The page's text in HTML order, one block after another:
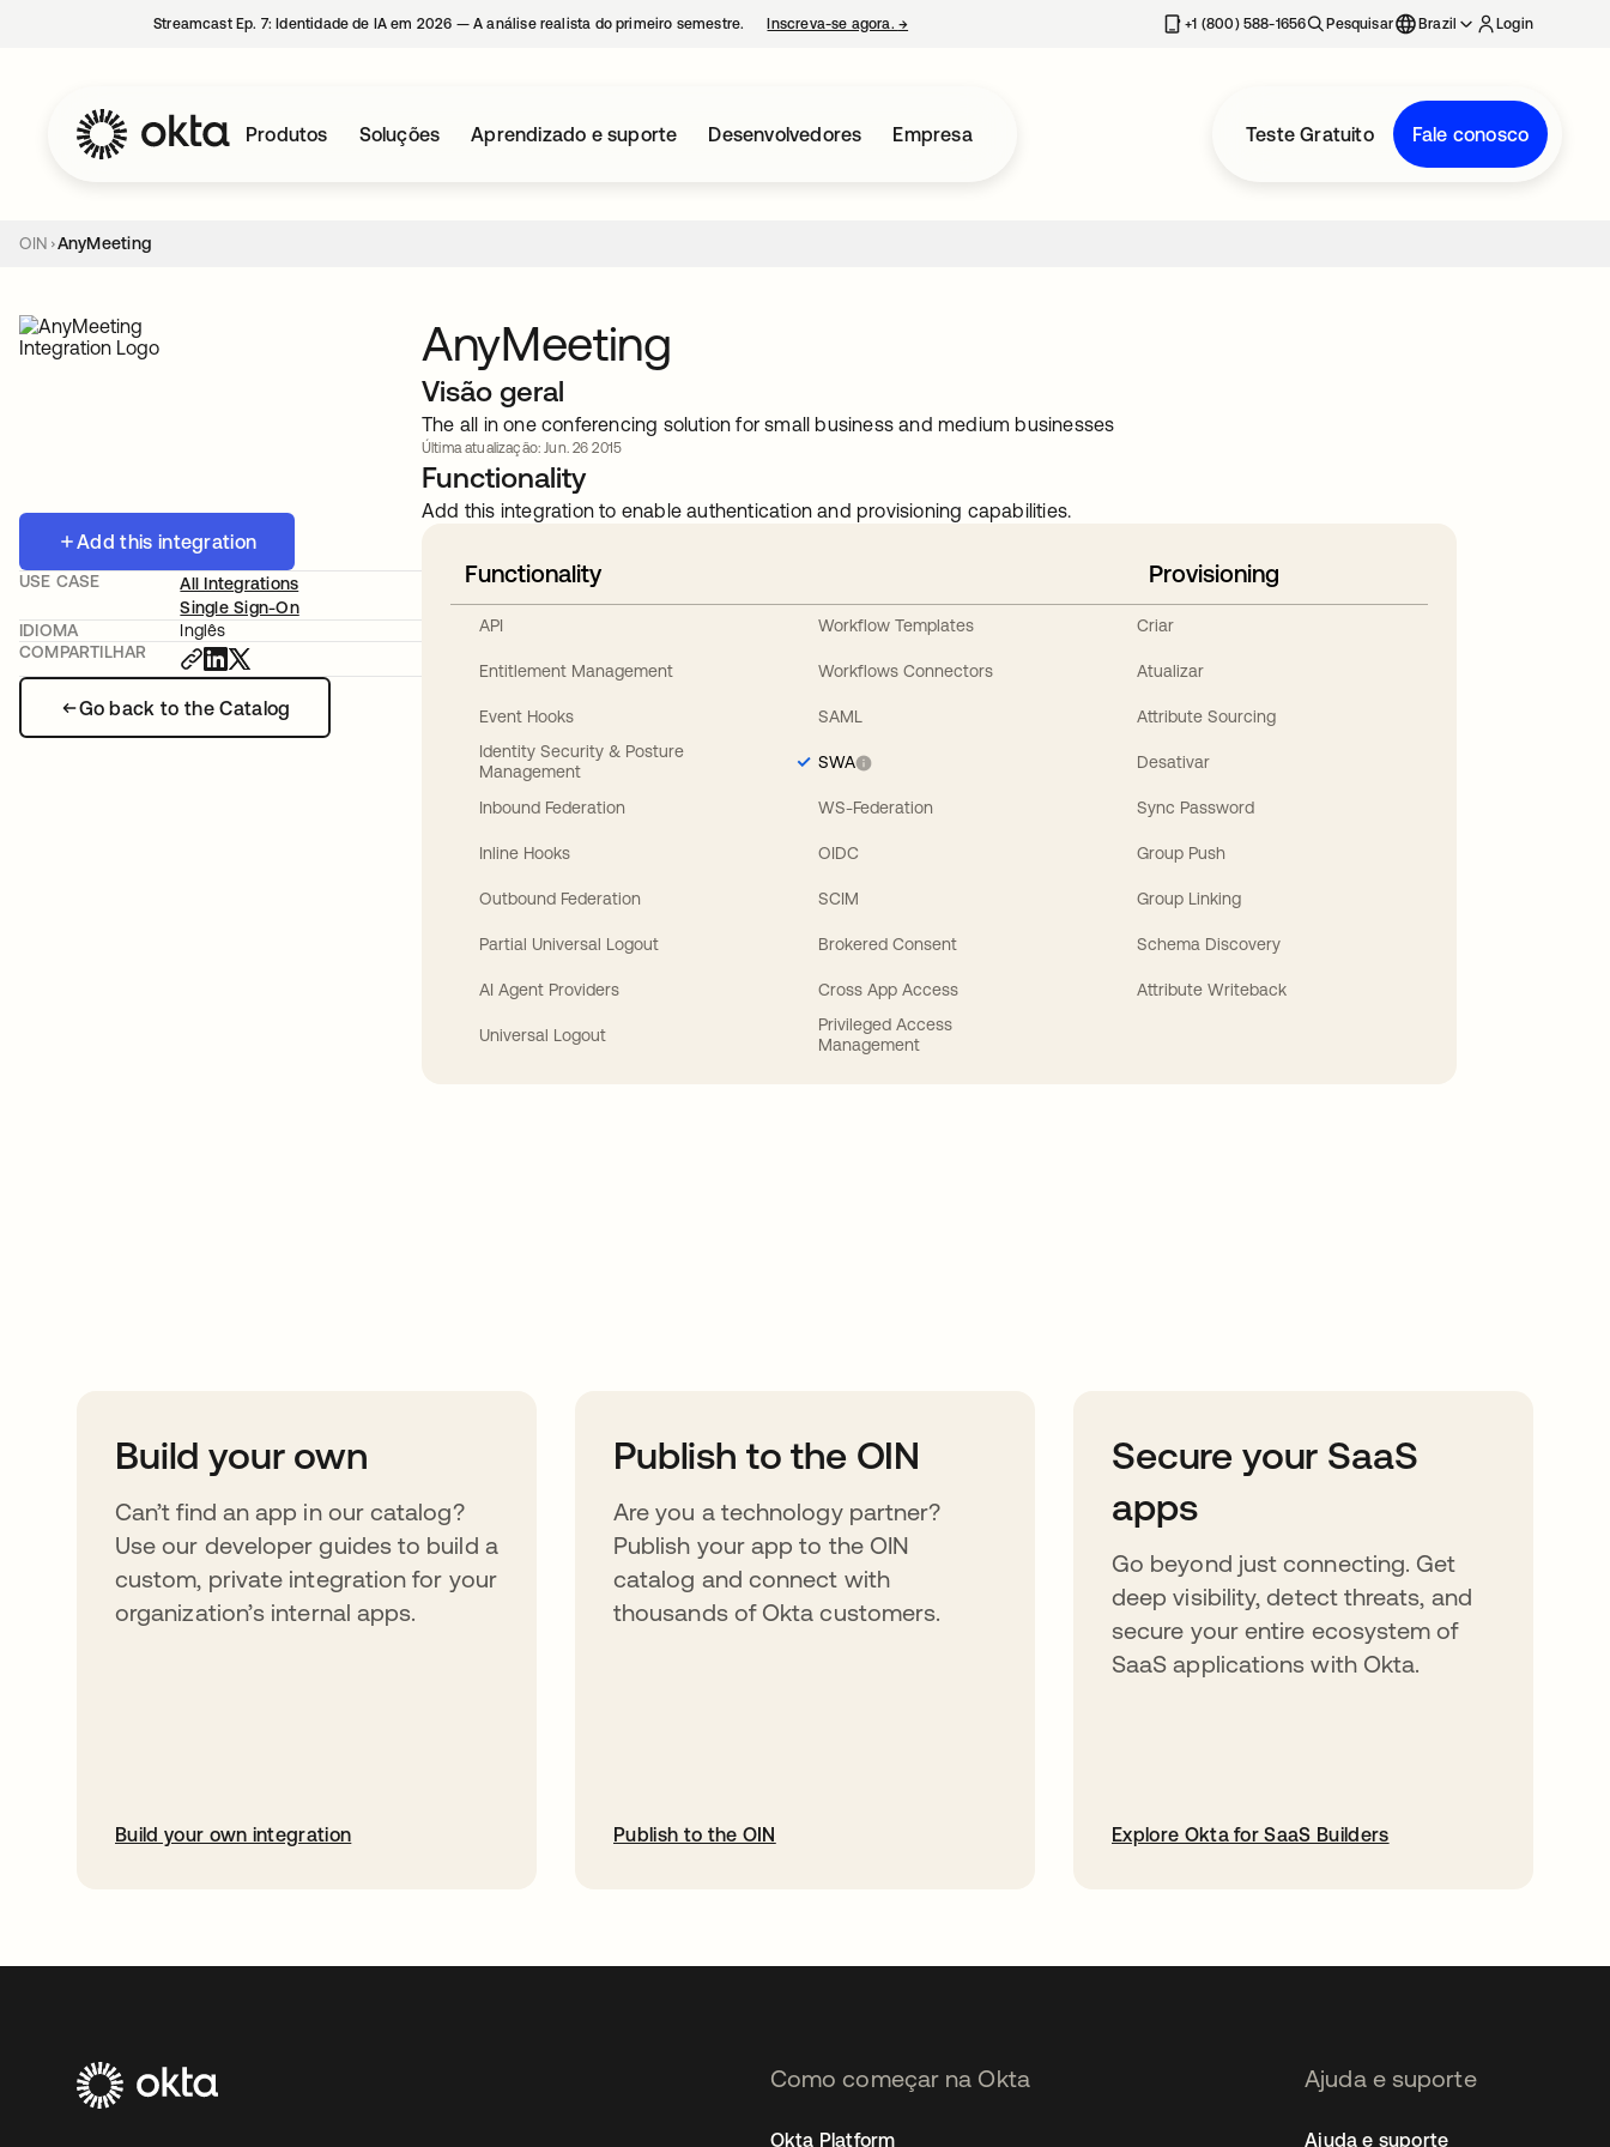
Streamcast Ep. 7: Identidade de IA em 2026 — A análise realista do primeiro semestre. Inscreva-se agora. → +1 (800) 588-1656 Pesquisar Brazil Login
Produtos Soluções Aprendizado e suporte Desenvolvedores Empresa Teste Gratuito Fale conosco
OIN AnyMeeting
Add this integration
Go back to the Catalog
USE CASE
All Integrations
Single Sign-On
IDIOMA
Inglês
COMPARTILHAR
AnyMeeting
Visão geral
The all in one conferencing solution for small business and medium businesses
Última atualização: Jun. 26 2015
Functionality
Add this integration to enable authentication and provisioning capabilities.
Functionality
API
Entitlement Management
Event Hooks
Identity Security & Posture
Management
Inbound Federation
Inline Hooks
Outbound Federation
Partial Universal Logout
AI Agent Providers
Universal Logout
Workflow Templates
Workflows Connectors
SAML
SWA
WS-Federation
OIDC
SCIM
Brokered Consent
Cross App Access
Privileged Access
Management
Provisioning
Criar
Atualizar
Attribute Sourcing
Desativar
Sync Password
Group Push
Group Linking
Schema Discovery
Attribute Writeback
Build your own
Can’t find an app in our catalog?
Use our developer guides to build a
custom, private integration for your
organization’s internal apps.
Build your own integration
Publish to the OIN
Are you a technology partner?
Publish your app to the OIN
catalog and connect with
thousands of Okta customers.
Publish to the OIN
Secure your SaaS
apps
Go beyond just connecting. Get
deep visibility, detect threats, and
secure your entire ecosystem of
SaaS applications with Okta.
Explore Okta for SaaS Builders
Como começar na Okta
Okta Platform
Ajuda e suporte
Ajuda e suporte